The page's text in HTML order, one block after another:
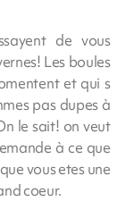
de vous
Les boules
et qui s
pas dupes à
le sait! on veut
à ce que
vous etes une
coeur.